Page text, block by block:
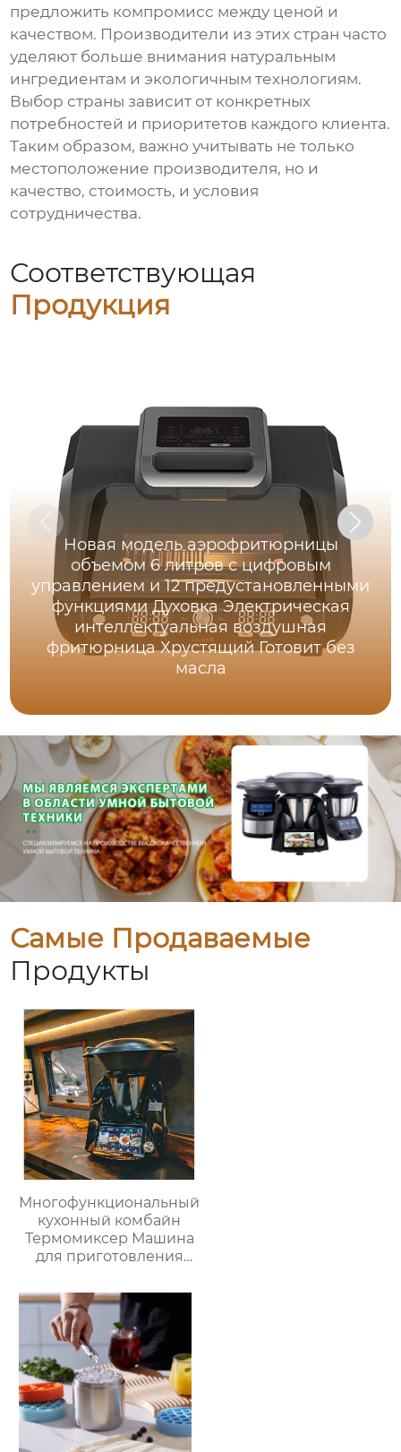
предложить компромисс между ценой и
качеством. Производители из этих стран часто
уделяют больше внимания натуральным
ингредиентам и экологичным технологиям.
Выбор страны зависит от конкретных
потребностей и приоритетов каждого клиента.
Таким образом, важно учитывать не только
местоположение производителя, но и
качество, стоимость, и условия
сотрудничества.
Соответствующая
Продукция
Новая модель аэрофритюрницы
объемом 6 литров с цифровым
управлением и 12 предустановленными
функциями Духовка Электрическая
интеллектуальная воздушная
фритюрница Хрустящий Готовит без
масла
Самые Продаваемые
Продукты
Многофункциональный
кухонный комбайн
Термомиксер Машина
для приготовления
приготовление